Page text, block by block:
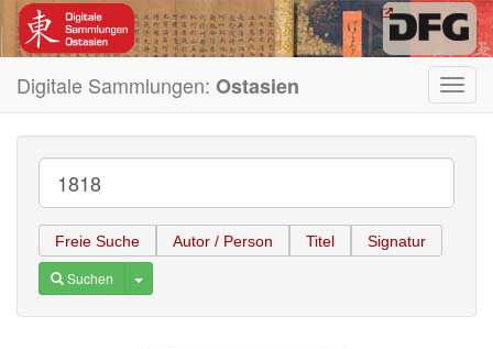
Digitale Sammlungen: Ostasien
Freie Suche Autor / Person Titel Signatur
Suchen Toggle Dropdown